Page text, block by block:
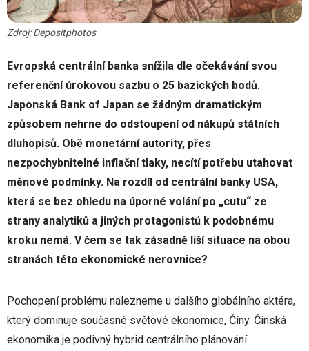
Zdroj: Depositphotos
Evropská centrální banka snížila dle očekávání svou
referenční úrokovou sazbu o 25 bazických bodů.
Japonská Bank of Japan se žádným dramatickým
způsobem nehrne do odstoupení od nákupů státních
dluhopisů. Obě monetární autority, přes
nezpochybnitelné inflační tlaky, necítí potřebu utahovat
měnové podmínky. Na rozdíl od centrální banky USA,
která se bez ohledu na úporné volání po „cutu“ ze
strany analytiků a jiných protagonistů k podobnému
kroku nemá. V čem se tak zásadně liší situace na obou
stranách této ekonomické nerovnice?
Pochopení problému nalezneme u dalšího globálního aktéra,
který dominuje současné světové ekonomice, Číny. Čínská
ekonomika je podivný hybrid centrálního plánování